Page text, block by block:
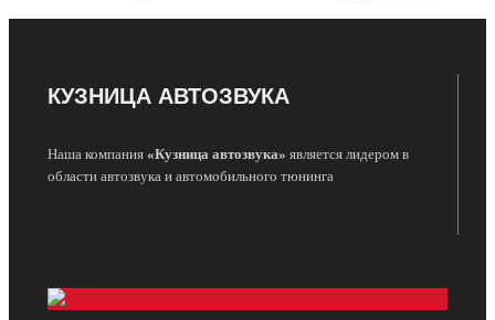
КУЗНИЦА АВТОЗВУКА
Наша компания «Кузница автозвука» является лидером в
области автозвука и автомобильного тюнинга